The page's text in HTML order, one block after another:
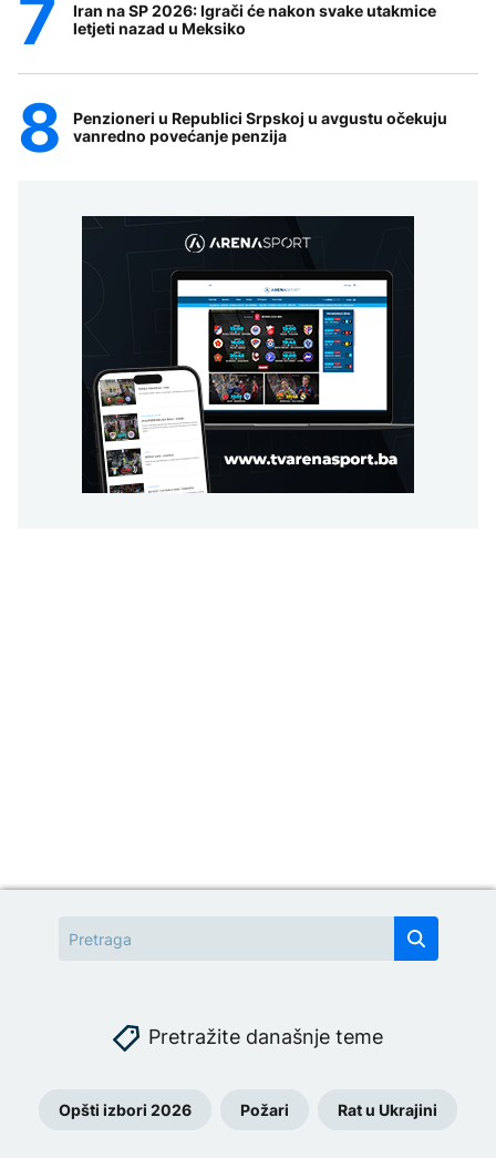
Iran na SP 2026: Igrači će nakon svake utakmice
letjeti nazad u Meksiko
Penzioneri u Republici Srpskoj u avgustu očekuju
vanredno povećanje penzija
Pretražite današnje teme
Opšti izbori 2026 Požari Rat u Ukrajini